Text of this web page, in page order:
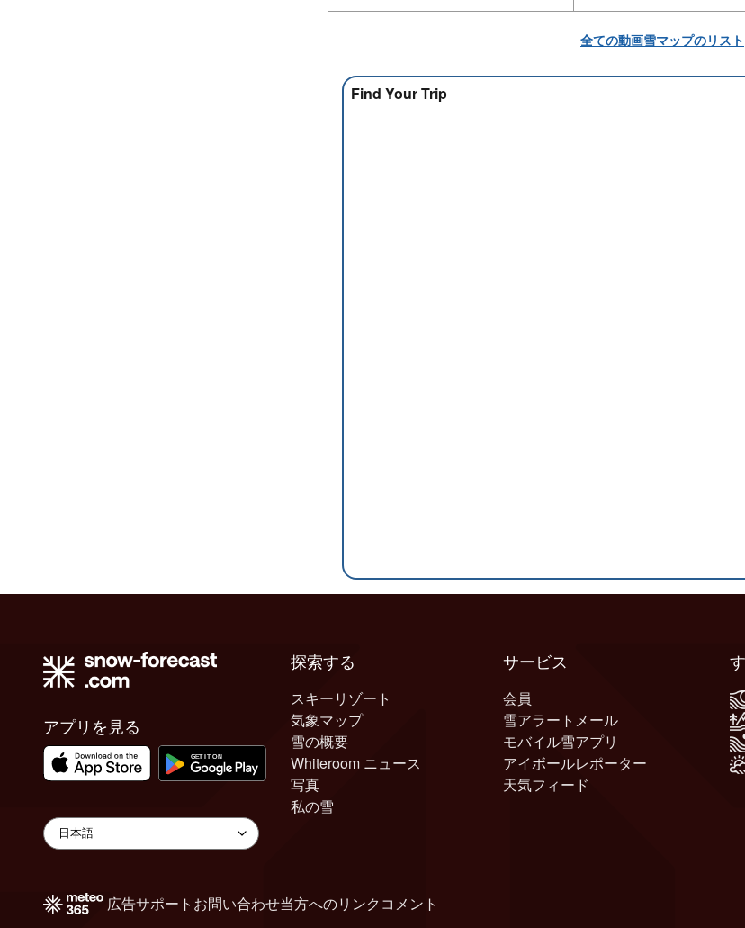
全ての動画雪マップのリスト
Find Your Trip
アプリを見る
探索する
スキーリゾート
気象マップ
雪の概要
Whiteroom ニュース
写真
私の雪
サービス
会員
雪アラートメール
モバイル雪アプリ
アイボールレポーター
天気フィード
広告サポート お問い合わせ当方へのリンク コメント